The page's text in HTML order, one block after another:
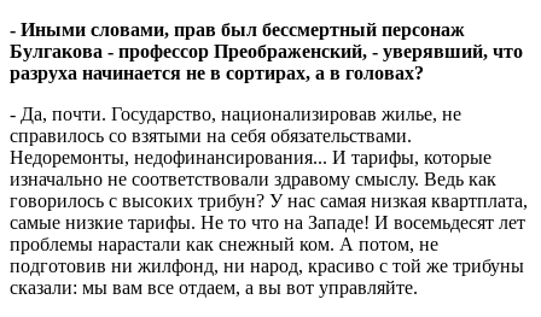
- Иными словами, прав был бессмертный персонаж
Булгакова - профессор Преображенский, - уверявший, что
разруха начинается не в сортирах, а в головах?
- Да, почти. Государство, национализировав жилье, не
справилось со взятыми на себя обязательствами.
Недоремонты, недофинансирования... И тарифы, которые
изначально не соответствовали здравому смыслу. Ведь как
говорилось с высоких трибун? У нас самая низкая квартплата,
самые низкие тарифы. Не то что на Западе! И восемьдесят лет
проблемы нарастали как снежный ком. А потом, не
подготовив ни жилфонд, ни народ, красиво с той же трибуны
сказали: мы вам все отдаем, а вы вот управляйте.